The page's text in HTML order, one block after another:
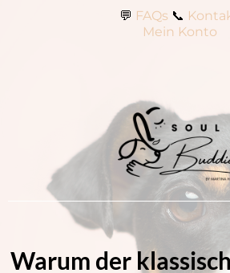
💬 FAQs 📞
Mein Konto
Warum der